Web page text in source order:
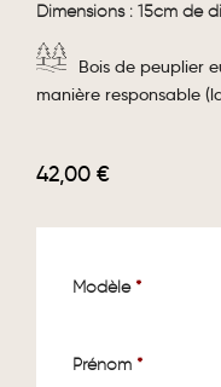
Dimensions : 15cm de
Bois de peuplier
manière responsable
42,00 €
Modèle *
Prénom *